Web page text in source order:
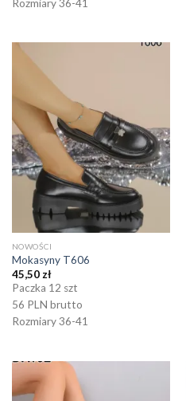
Rozmiary 36-41
NOWOŚCI
Mokasyny T606
45,50zł
Paczka 12 szt
56 PLN brutto
Rozmiary 36-41